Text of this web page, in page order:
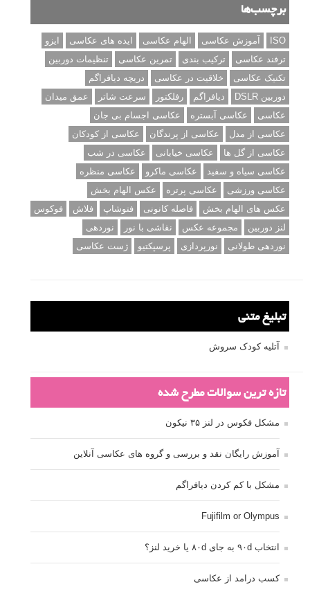
برچسب‌ها
ISO آموزش عکاسی الهام عکاسی ایده های عکاسی
ایزو
ترفند عکاسی
ترکیب بندی تمرین عکاسی
تنظیمات دوربین
تکنیک عکاسی
خلاقیت در عکاسی
دریچه دیافراگم
دوربین DSLR
دیافراگم رفلکتور سرعت شاتر
عمق میدان
عکاسی
عکاسی آبستره
عکاسی اجسام بی جان
عکاسی از مدل
عکاسی از پرندگان
عکاسی از کودکان
عکاسی از گل ها
عکاسی خیابانی
عکاسی در شب
عکاسی سیاه و سفید
عکاسی ماکرو
عکاسی منظره
عکاسی ورزشی
عکاسی پرتره
عکس الهام بخش
عکس های الهام بخش
فاصله کانونی فتوشاپ فلاش
فوکوس
لنز دوربین
مجموعه عکس نقاشی با نور
نوردهی
نوردهی طولانی
نورپردازی پرسپکتیو ژست عکاسی
تبلیغ متنی
آتلیه کودک سروش
تازه ترین سوالات مطرح شده
مشکل فکوس در لنز ۳۵ نیکون
آموزش رایگان نقد و بررسی و گروه های عکاسی آنلاین
مشکل با کم کردن دیافراگم
Fujifilm or Olympus
انتخاب ۹۰d به جای ۸۰d یا خرید لنز؟
کسب درامد از عکاسی